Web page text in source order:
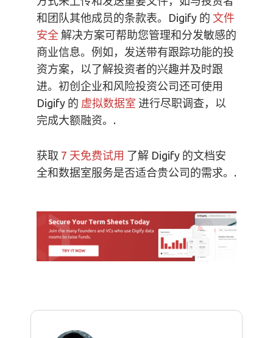
和团队其他成员的条款表。Digify 的 文件
安全 解决方案可帮助您管理和分发敏感的
商业信息。例如，发送带有跟踪功能的投
资方案，以了解投资者的兴趣并及时跟
进。初创企业和风险投资公司还可使用
Digify 的 虚拟数据室 进行尽职调查，以
完成大额融资。.
获取 7 天免费试用 了解 Digify 的文档安
全和数据室服务是否适合贵公司的需求。.